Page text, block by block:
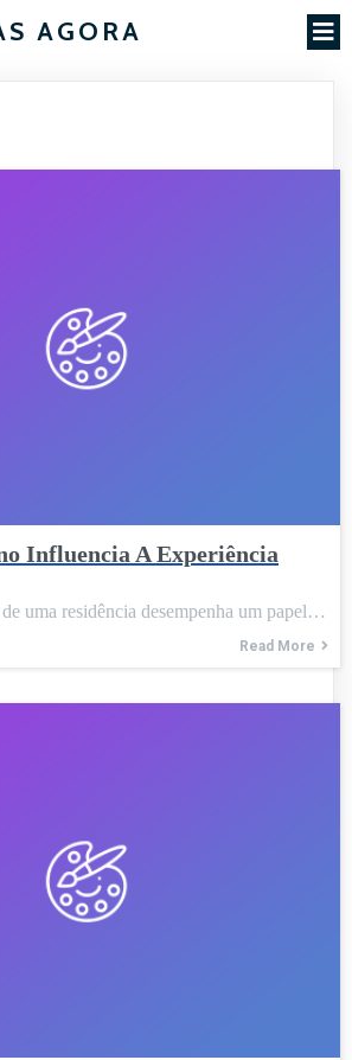
AGORA
Influencia A Experiência
uma residência desempenha um papel…
Read More